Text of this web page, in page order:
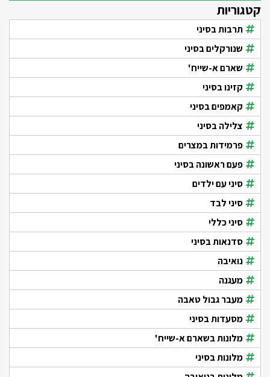
קטגוריות
תרבות בסיני
שנורקלים בסיני
שארם א-שייח'
קזינו בסיני
קאמפים בסיני
צלילה בסיני
פרמידות במצרים
פעם ראשונה בסיני
סיני עם ילדים
סיני לבד
סיני כללי
סדנאות בסיני
נואיבה
מעגנה
מעבר גבול טאבה
מסעדות בסיני
מלונות בשארם א-שייח'
מלונות בסיני